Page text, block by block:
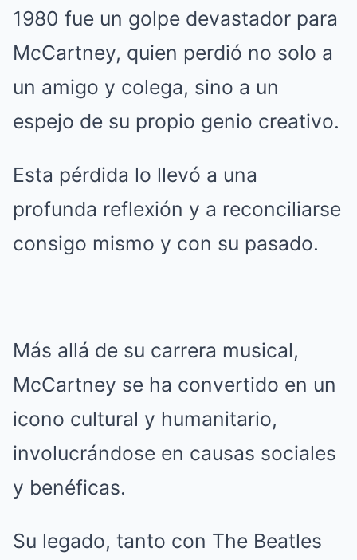
1980 fue un golpe devastador para
McCartney, quien perdió no solo a
un amigo y colega, sino a un
espejo de su propio genio creativo.
Esta pérdida lo llevó a una
profunda reflexión y a reconciliarse
consigo mismo y con su pasado.
Más allá de su carrera musical,
McCartney se ha convertido en un
icono cultural y humanitario,
involucrándose en causas sociales
y benéficas.
Su legado, tanto con The Beatles